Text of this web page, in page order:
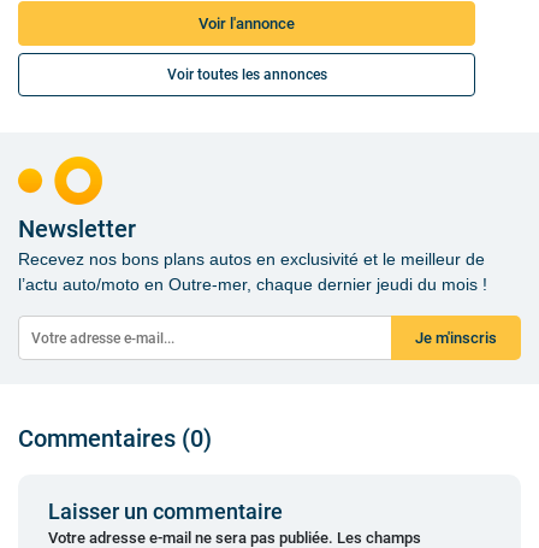
Voir l'annonce
Voir toutes les annonces
Newsletter
Recevez nos bons plans autos en exclusivité et le meilleur de
l’actu auto/moto en Outre-mer, chaque dernier jeudi du mois !
Je m'inscris
Commentaires (0)
Laisser un commentaire
Votre adresse e-mail ne sera pas publiée. Les champs